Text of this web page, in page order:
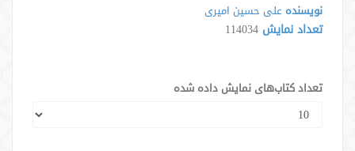
نویسنده علی حسین امیری
تعداد نمایش 114034
تعداد کتاب‌های نمایش داده شده